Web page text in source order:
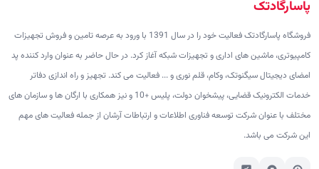
پاسارگادتک
فروشگاه پاسارگادتک فعالیت خود را در سال 1391 با ورود به عرصه تامین و فروش تجهیزات
کامپیوتری، ماشین های اداری و تجهیزات شبکه آغاز کرد. در حال حاضر به عنوان وارد کننده پد
امضای دیجیتال سیگنوتک، وکام، قلم نوری و ... فعالیت می کند. تجهیز و راه اندازی دفاتر
خدمات الکترونیک قضایی، پیشخوان دولت، پلیس +10 و نیز همکاری با ارگان ها و سازمان های
مختلف با عنوان شرکت توسعه فناوری اطلاعات و ارتباطات آرشان از جمله فعالیت های مهم
این شرکت می باشد.